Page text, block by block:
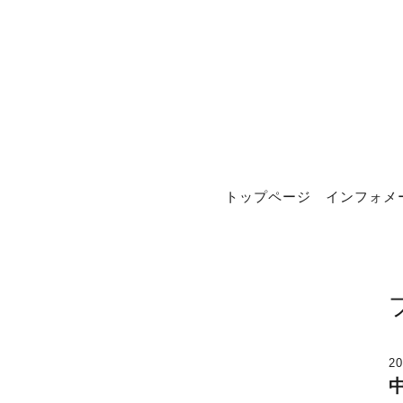
トップページ インフォメ